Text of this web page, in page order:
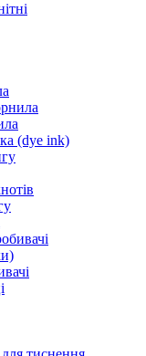
(dye ink)